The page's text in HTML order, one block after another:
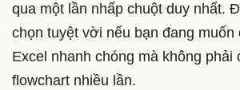
qua một lần nhấp chuột duy nhất.
chọn tuyệt vời nếu bạn đang
Excel nhanh chóng mà không phải
flowchart nhiều lần.